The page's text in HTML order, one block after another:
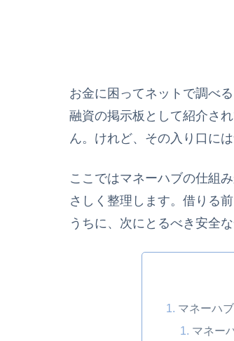
お金に困ってネットで調べる
融資の掲示板として紹介さ
ん。けれど、その入り口に
ここではマネーハブの仕組
さしく整理します。借りる
うちに、次にとるべき安全
マネーハ
マネー